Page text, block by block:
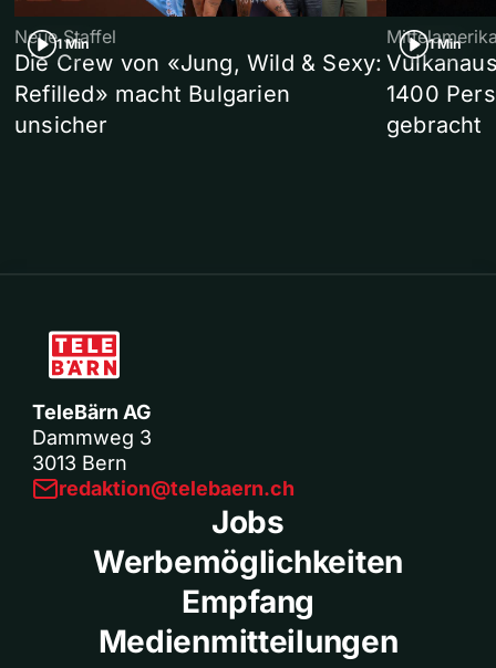
1 Min
Neue Staffel
Die Crew von «Jung, Wild & Sexy:
Refilled» macht Bulgarien
unsicher
1 Min
1400
gebracht
TeleBärn AG
Dammweg 3
3013 Bern
redaktion@telebaern.ch
Jobs
Werbemöglichkeiten
Empfang
Medienmitteilungen